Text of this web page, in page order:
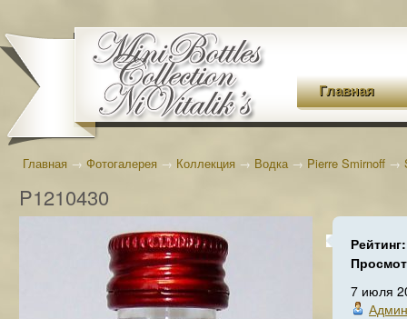
Главная
Главная → Фотогалерея → Коллекция → Водка→ Pierre Smirnoff →
P1210430
7 июля